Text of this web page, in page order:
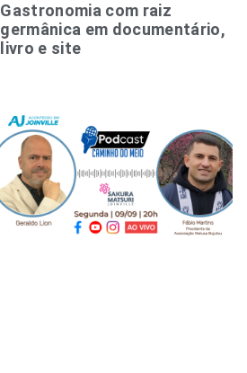
Gastronomia com raiz
germânica em documentário,
livro e site